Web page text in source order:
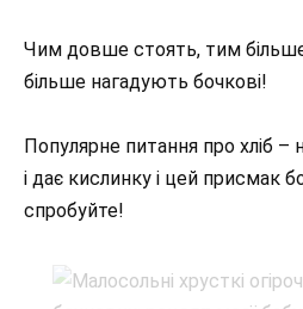
Чим довше стоять, тим
більше нагадують бочкові!
Популярне питання про хліб –
і дає кислинку і цей присмак
спробуйте!